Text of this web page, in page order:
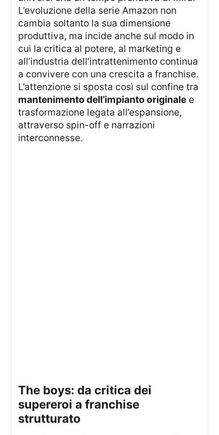
L’evoluzione della serie Amazon non
cambia soltanto la sua dimensione
produttiva, ma incide anche sul modo in
cui la critica al potere, al marketing e
all’industria dell’intrattenimento continua
a convivere con una crescita a franchise.
L’attenzione si sposta così sul confine tra
mantenimento dell’impianto originale e
trasformazione legata all’espansione,
attraverso spin-off e narrazioni
interconnesse.
the boys: da critica dei
supereroi a franchise
strutturato